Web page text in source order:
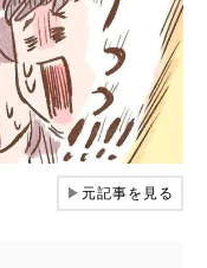
▶元記事を見る